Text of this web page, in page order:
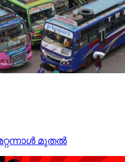
മുതല്‍